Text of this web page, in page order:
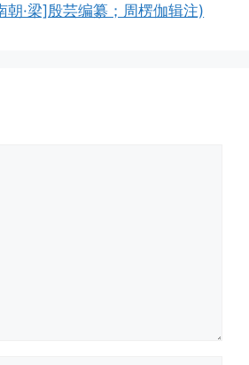
朝·梁]殷芸编纂；周楞伽辑注)